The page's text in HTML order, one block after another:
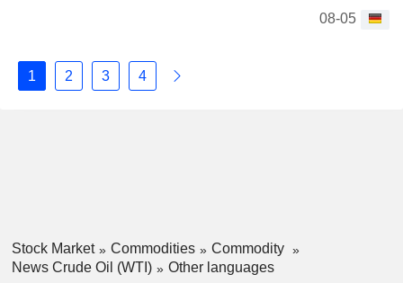
08-05
1 2 3 4
Stock Market Commodities
Commodity
News Crude Oil (WTI)
Other languages